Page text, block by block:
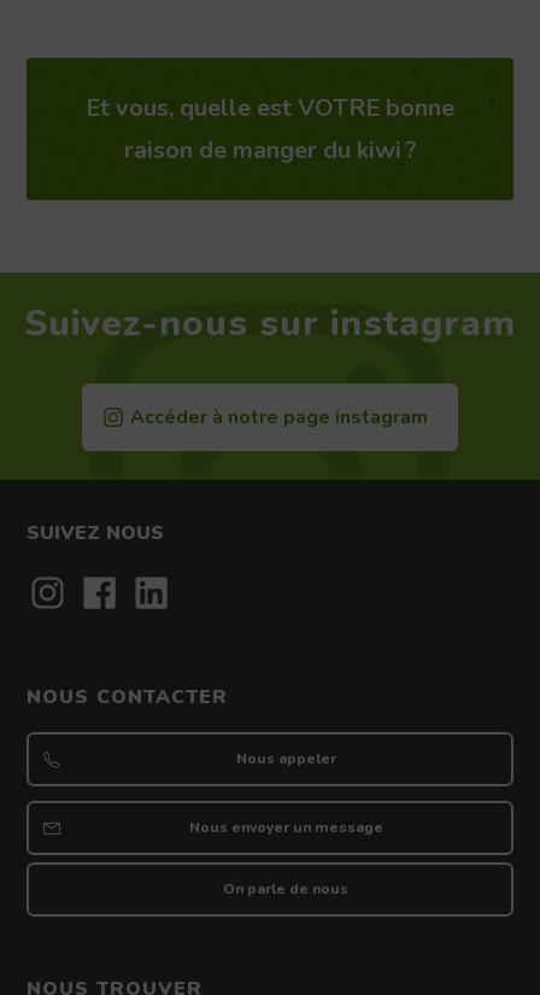
Et vous, quelle est VOTRE bonne
raison de manger du kiwi ?
Suivez-nous sur instagram
Accéder à notre page instagram
SUIVEZ NOUS
Contact
NOUS CONTACTER
Nous appeler
Nous envoyer un message
On parle de nous
NOUS TROUVER